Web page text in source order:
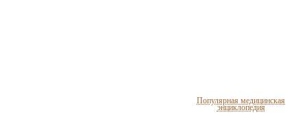
Популярная медицинская
энциклопедия